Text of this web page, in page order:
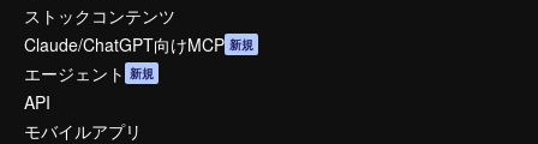
ストックコンテンツ
Claude/ChatGPT向けMCP 新規
エージェント 新規
API
モバイルアプリ